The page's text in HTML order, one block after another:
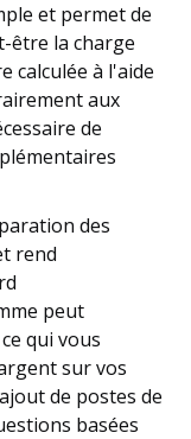
et permet de
être la charge
calculée à l'aide
aux
de
des
rend
peut
qui vous
sur vos
de postes de
basées